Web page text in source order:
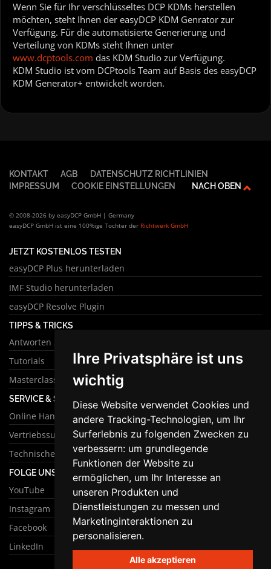
Ihre Privatsphäre ist uns
wichtig
Diese Website verwendet Cookies und
andere Tracking-Technologien, um Ihr
Surferlebnis zu folgenden Zwecken zu
verbessern: um grundlegende
Funktionen der Website zu
ermöglichen, um Ihr Interesse an
unseren Produkten und
Dienstleistungen zu messen und
Marketinginteraktionen zu
personalisieren.
Alle akzeptieren
Wenn Sie für Ihr verschlüsseltes DCP KDMs herstellen
möchten, steht Ihnen der easyDCP KDM Genrator zur
Verfügung. Für die automatisierte Generierung und
Verteilung von KDMs steht Ihnen unter
www.dcptools.com das KDM Studio zur Verfügung.
KDM Studio ist vom DCPtools Team auf Basis des easyDCP
KDM Generator+ entwickelt worden.
KONTAKT AGB
DATENSCHUTZ RICHTLINIEN
IMPRESSUM
COOKIE EINSTELLUNGEN NACH OBEN
© 2008-2026 by easyDCP GmbH | Germany
easyDCP GmbH ist eine 100%ige Tochter der Richtwerk GmbH
JETZT KOSTENLOS TESTEN
easyDCP Plus herunterladen
IMF Studio herunterladen
easyDCP Resolve Plugin
TIPPS & TRICKS
Antworten zu häufigen Fragen
Tutorials
Masterclass
SERVICE & SUPPORT
Online Handbuch
Vertriebssupport
Technischer Support
FOLGE UNS
YouTube
Instagram
Facebook
LinkedIn